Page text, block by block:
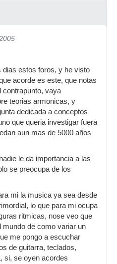
dias estos foros, y he visto
acorde es este, que notas
contrapunto, vaya
teorias armonicas, y
dedicada a conceptos
que queria investigar fuera
aun mas de 5000 años
le da importancia a las
se preocupa de los
mi la musica ya sea desde
lo que para mi ocupa
ritmicas, nose veo que
de como variar un
me pongo a escuchar
de guitarra, teclados,
si, se oyen acordes